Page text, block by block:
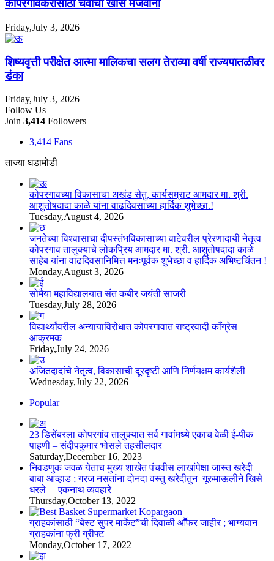
कोपरगावकरांसाठी चवीची खास मेजवानी
Friday,July 3, 2026
शिष्यवृत्ती परीक्षेत आत्मा मालिकचा सलग तेराव्या वर्षी राज्यपातळीवर
डंका
Friday,July 3, 2026
Follow Us
Join 3,414 Followers
3,414 Fans
ताज्या घडामोडी
कोपरगावच्या विकासाचा अखंड सेतु, कार्यसम्राट आमदार मा. श्री.
आशुतोषदादा काळे यांना वाढदिवसाच्या हार्दिक शुभेच्छा.!
Tuesday,August 4, 2026
जनतेच्या विश्वासाचा दीपस्तंभविकासाच्या वाटेवरील प्रेरणादायी नेतृत्व
कोपरगाव तालुक्याचे लोकप्रिय आमदार मा. श्री. आशुतोषदादा काळे
साहेब यांना वाढदिवसानिमित्त मनःपूर्वक शुभेच्छा व हार्दिक अभिष्टचिंतन !
Monday,August 3, 2026
सोमैया महाविद्यालयात संत कबीर जयंती साजरी
Tuesday,July 28, 2026
विद्यार्थ्यांवरील अन्यायाविरोधात कोपरगावात राष्ट्रवादी काँग्रेस
आक्रमक
Friday,July 24, 2026
अजितदादांचे नेतृत्व, विकासाची दूरदृष्टी आणि निर्णयक्षम कार्यशैली
Wednesday,July 22, 2026
Popular
23 डिसेंबरला कोपरगांव तालुक्‍यात सर्व गावांमध्ये एकाच वेळी ई-पीक
पाहणी – संदीपकुमार भोसले तहसीलदार
Saturday,December 16, 2023
निवडणुक जवळ येताच मुख्य शाखेत पंचवीस लाखांपेक्षा जास्त खरेदी –
बाबा आव्हाड ; गरज नसतांना दोनदा वस्तु खरेदीतुन गूरुमाऊलीने खिसे
धरले – एकनाथ व्यवहारे
Thursday,October 13, 2022
ग्राहकांसाठी “बेस्ट सुपर मार्केट”ची दिवाळी आॕफर जाहीर ; भाग्यवान
ग्राहकांना फ्री ग्रीफ्ट
Monday,October 17, 2022